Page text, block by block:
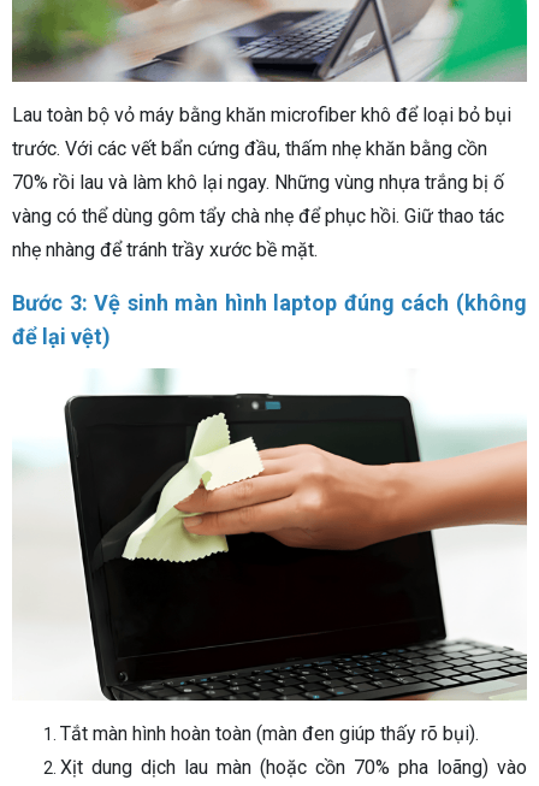
Lau toàn bộ vỏ máy bằng khăn microfiber khô để loại bỏ bụi
trước. Với các vết bẩn cứng đầu, thấm nhẹ khăn bằng cồn
70% rồi lau và làm khô lại ngay. Những vùng nhựa trắng bị ố
vàng có thể dùng gôm tẩy chà nhẹ để phục hồi. Giữ thao tác
nhẹ nhàng để tránh trầy xước bề mặt.
Bước 3: Vệ sinh màn hình laptop đúng cách (không
để lại vệt)
Tắt màn hình hoàn toàn (màn đen giúp thấy rõ bụi).
Xịt dung dịch lau màn (hoặc cồn 70% pha loãng) vào